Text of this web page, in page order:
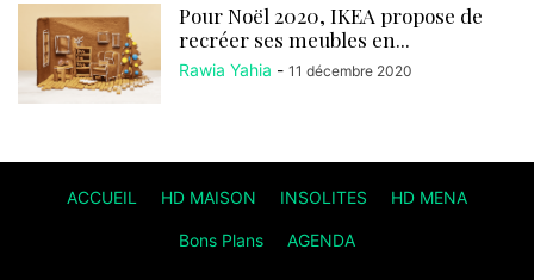
Pour Noël 2020, IKEA propose de
recréer ses meubles en...
Rawia Yahia - 11 décembre 2020
ACCUEIL HD MAISON INSOLITES HD MENA
Bons Plans AGENDA